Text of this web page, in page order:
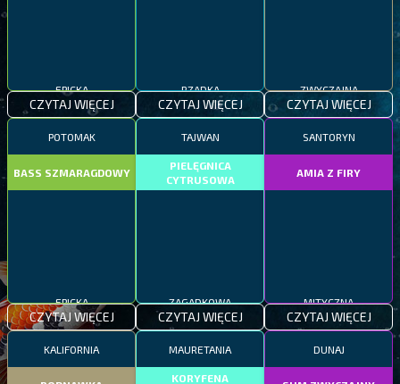
EPICKA
CZYTAJ WIĘCEJ
RZADKA
CZYTAJ WIĘCEJ
ZWYCZAJNA
CZYTAJ WIĘCEJ
POTOMAK
BASS SZMARAGDOWY
EPICKA
CZYTAJ WIĘCEJ
TAJWAN
PIELĘGNICA
CYTRUSOWA
ZAGADKOWA
CZYTAJ WIĘCEJ
SANTORYN
AMIA Z FIRY
MITYCZNA
CZYTAJ WIĘCEJ
KALIFORNIA MAURETANIA
KORYFENA
DUNAJ